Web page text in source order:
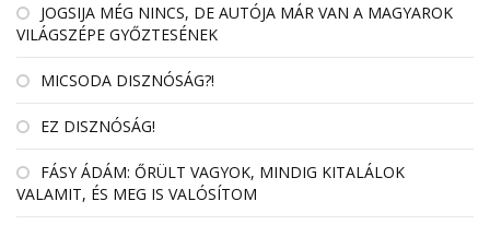
JOGSIJA MÉG NINCS, DE AUTÓJA MÁR VAN A MAGYAROK
VILÁGSZÉPE GYŐZTESÉNEK
MICSODA DISZNÓSÁG?!
EZ DISZNÓSÁG!
FÁSY ÁDÁM: ŐRÜLT VAGYOK, MINDIG KITALÁLOK
VALAMIT, ÉS MEG IS VALÓSÍTOM